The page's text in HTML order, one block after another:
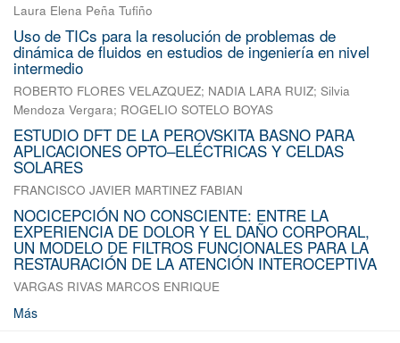
Laura Elena Peña Tufiño
Uso de TICs para la resolución de problemas de
dinámica de fluidos en estudios de ingeniería en nivel
intermedio
ROBERTO FLORES VELAZQUEZ; NADIA LARA RUIZ; Silvia
Mendoza Vergara; ROGELIO SOTELO BOYAS
ESTUDIO DFT DE LA PEROVSKITA BASNO PARA
APLICACIONES OPTO–ELÉCTRICAS Y CELDAS
SOLARES
FRANCISCO JAVIER MARTINEZ FABIAN
NOCICEPCIÓN NO CONSCIENTE: ENTRE LA
EXPERIENCIA DE DOLOR Y EL DAÑO CORPORAL,
UN MODELO DE FILTROS FUNCIONALES PARA LA
RESTAURACIÓN DE LA ATENCIÓN INTEROCEPTIVA
VARGAS RIVAS MARCOS ENRIQUE
Más